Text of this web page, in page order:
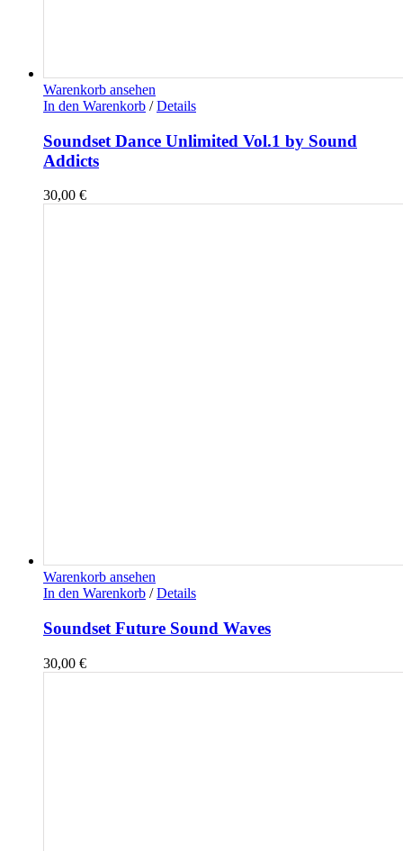
Warenkorb ansehen
In den Warenkorb / Details
Soundset Dance Unlimited Vol.1 by Sound
Addicts
30,00 €
Warenkorb ansehen
In den Warenkorb / Details
Soundset Future Sound Waves
30,00 €